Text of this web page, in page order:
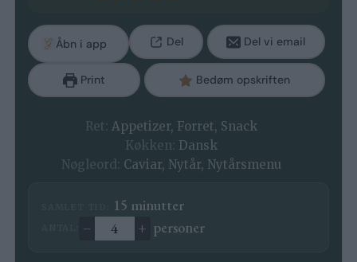
Åbn i app Del Del vi email
Print Bedøm opskriften
Ret: Appetizer, Forret, Snack
Køkken: Dansk
Nøgleord: Caviar, Nytår, Nytårsmenu
15minutter
minutter
Ændre antal
– + personer